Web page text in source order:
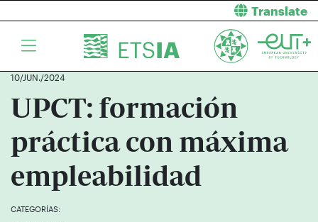
Translate
10/JUN./2024
UPCT: formación
práctica con máxima
empleabilidad
CATEGORÍAS: